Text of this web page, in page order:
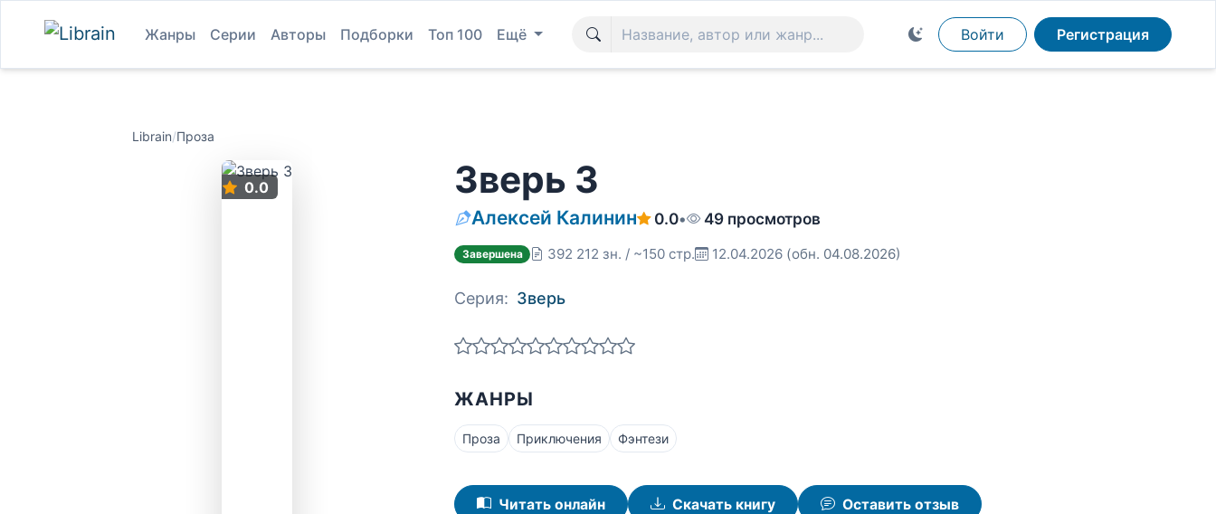
Жанры Серии Авторы Подборки Топ 100 Ещё Войти Регистрация
Librain/Проза
0.0 Зверь 3
Алексей Калинин 0.0• 49 просмотров
Завершена 392 212 зн. / ~150 стр. 12.04.2026 (обн. 04.08.2026)
Серия: Зверь
ЖАНРЫ
Проза Приключения Фэнтези
Читать онлайн Скачать книгу Оставить отзыв